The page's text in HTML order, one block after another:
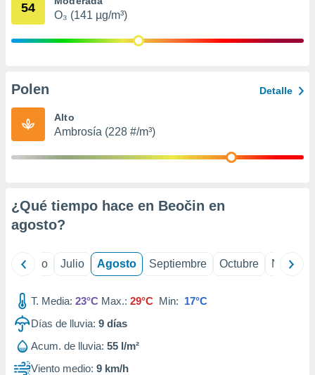
publicidad
de
1199
54
O₃ (141 µg/m³)
Polen Detalle
Alto
Ambrosía (228 #/m³)
¿Qué tiempo hace en Beočin en
agosto?
Junio Julio Agosto Septiembre Octubre
T. Media: 23°C Max.: 29°C Min: 17°C
Días de lluvia: 9 días
Acum. de lluvia: 55 l/m²
Viento medio: 9 km/h